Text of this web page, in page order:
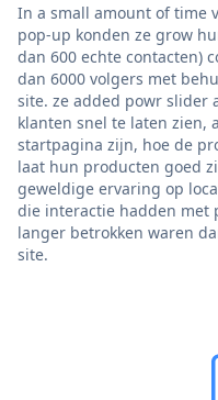
In a small amount of time
pop-up konden ze grow
dan 600 echte contacten)
dan 6000 volgers met
site. ze added powr slider
klanten snel te laten zien,
startpagina zijn, hoe de
laat hun producten goed
geweldige ervaring op
die interactie hadden met
langer betrokken waren
site.